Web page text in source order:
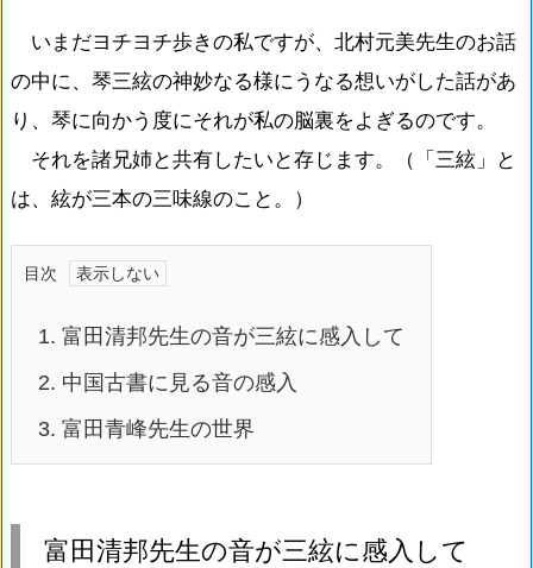
いまだヨチヨチ歩きの私ですが、北村元美先生のお話
の中に、琴三絃の神妙なる様にうなる想いがした話があ
り、琴に向かう度にそれが私の脳裏をよぎるのです。
それを諸兄姉と共有したいと存じます。（「三絃」と
は、絃が三本の三味線のこと。）
目次
1. 富田清邦先生の音が三絃に感入して
2. 中国古書に見る音の感入
3. 富田青峰先生の世界
富田清邦先生の音が三絃に感入して